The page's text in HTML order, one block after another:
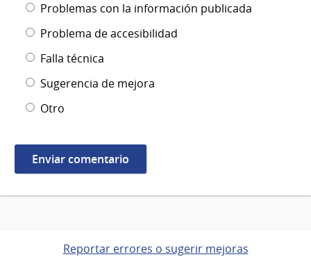
Problemas con la información publicada
Problema de accesibilidad
Falla técnica
Sugerencia de mejora
Otro
Reportar errores o sugerir mejoras